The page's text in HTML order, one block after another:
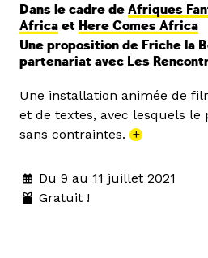
Dans le cadre de Afriques
Africa et Here Comes Africa
Une proposition de Friche la
partenariat avec Les
Une installation animée de
et de textes, avec lesquels
sans contraintes. +
Du 9 au 11 juillet 2021
Gratuit !